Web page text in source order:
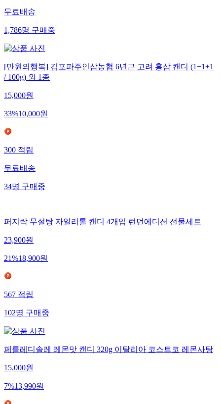
무료배송
1,786명구매중
[만원의행복] 김포파주인삼농협 6년근 고려 홍삼 캔디 (1+1+1
/ 100g) 외 1종
15,000원
33%10,000원
300적립
무료배송
34명구매중
퍼지락 무설탕 자일리톨 캔디 4개입 런던에디션 선물세트
23,900원
21%18,900원
567적립
102명구매중
페를레디솔레 레몬맛 캔디 320g 이탈리아 코스트코 레몬사탕
15,000원
7%13,990원